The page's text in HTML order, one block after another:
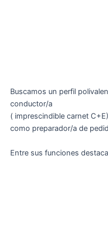
Buscamos un perfil
conductor/a
( imprescindible carnet
como preparador/a de
Entre sus funciones